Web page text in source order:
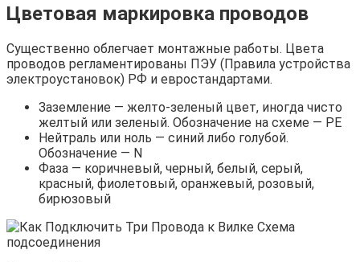
Цветовая маркировка проводов
Существенно облегчает монтажные работы. Цвета
проводов регламентированы ПЭУ (Правила устройства
электроустановок) РФ и евростандартами.
Заземление — желто-зеленый цвет, иногда чисто
желтый или зеленый. Обозначение на схеме — РЕ
Нейтраль или ноль — синий либо голубой.
Обозначение — N
Фаза — коричневый, черный, белый, серый,
красный, фиолетовый, оранжевый, розовый,
бирюзовый